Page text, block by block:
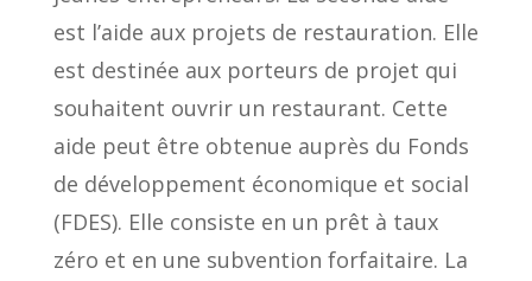
est l’aide aux projets de restauration. Elle
est destinée aux porteurs de projet qui
souhaitent ouvrir un restaurant. Cette
aide peut être obtenue auprès du Fonds
de développement économique et social
(FDES). Elle consiste en un prêt à taux
zéro et en une subvention forfaitaire. La